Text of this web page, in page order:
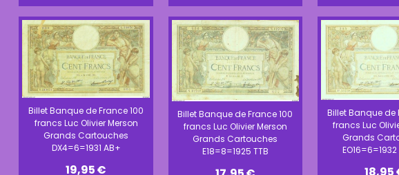
Billet Banque de France 100
francs Luc Olivier Merson
Grands Cartouches
DX4=6=1931 AB+
19,95€
Billet Banque de France 100
francs Luc Olivier Merson
Grands Cartouches
E18=8=1925 TTB
Billet Banque de
francs Luc
Grands
18,95